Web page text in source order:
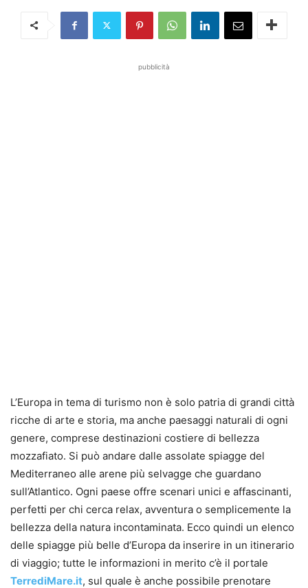
pubblicità
L’Europa in tema di turismo non è solo patria di grandi città
ricche di arte e storia, ma anche paesaggi naturali di ogni
genere, comprese destinazioni costiere di bellezza
mozzafiato. Si può andare dalle assolate spiagge del
Mediterraneo alle arene più selvagge che guardano
sull’Atlantico. Ogni paese offre scenari unici e affascinanti,
perfetti per chi cerca relax, avventura o semplicemente la
bellezza della natura incontaminata. Ecco quindi un elenco
delle spiagge più belle d’Europa da inserire in un itinerario
di viaggio; tutte le informazioni in merito c’è il portale
TerrediMare.it, sul quale è anche possibile prenotare